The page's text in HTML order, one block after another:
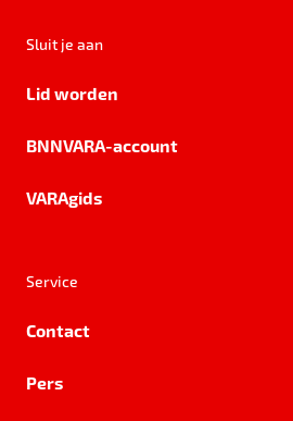
Sluit je aan
Lid worden
BNNVARA-account
VARAgids
Service
Contact
Pers